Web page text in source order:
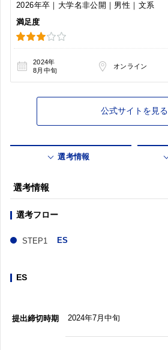
2026年卒｜大学名非公開｜男性｜文系
満足度
2024年
8月中旬
オンライン
公式サイトを見る
選考情報
選考情報
選考フロー
ES
ES
提出締切時期 2024年7月中旬